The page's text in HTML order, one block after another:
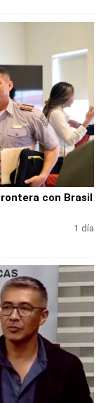
con Brasil
1 día